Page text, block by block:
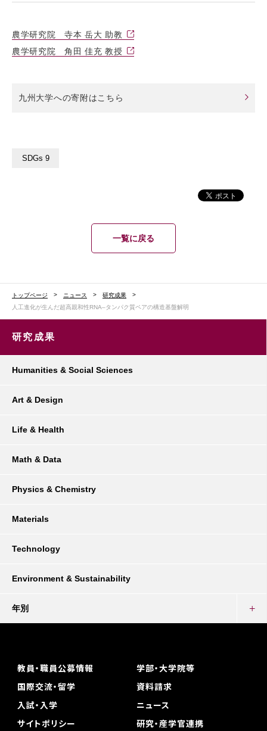
農学研究院 寺本 岳大 助教
農学研究院 角田 佳充 教授
九州大学への寄附はこちら
SDGs 9
一覧に戻る
トップページ ニュース
研究成果
人工進化が生んだ超高親和性RNA–タンパク質ペアの構造基盤解明
研究成果
Humanities & Social Sciences
Art & Design
Life & Health
Math & Data
Physics & Chemistry
Materials
Technology
Environment & Sustainability
年別
教員・職員公募情報
学部・大学院等
国際交流・留学
資料請求
入試・入学
ニュース
サイトポリシー
研究・産学官連携